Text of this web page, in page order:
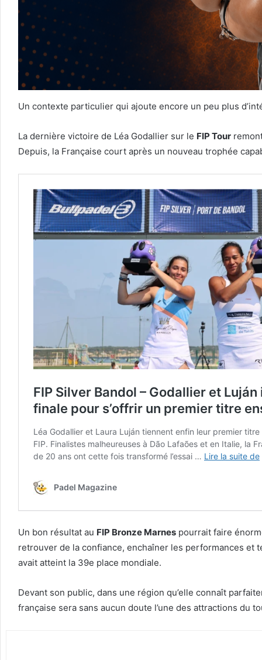
Un contexte particulier qui ajoute encore un peu plus
La dernière victoire de Léa Godallier sur le FIP Tour
Depuis, la Française court après un nouveau trophée
Un bon résultat au FIP Bronze Marnes pourrait faire
retrouver de la confiance, enchaîner les performances et
avait atteint la 39e place mondiale.
Devant son public, dans une région qu’elle connaît
française sera sans aucun doute l’une des attractions du